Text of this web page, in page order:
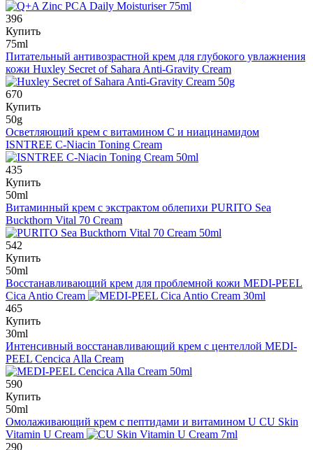
396
Купить
75ml
Питательный антивозрастной крем для глубокого увлажнения
кожи Huxley Secret of Sahara Anti-Gravity Cream
670
Купить
50g
Осветляющий крем с витамином С и ниацинамидом
ISNTREE C-Niacin Toning Cream
435
Купить
50ml
Витаминный крем с экстрактом облепихи PURITO Sea
Buckthorn Vital 70 Cream
542
Купить
50ml
Восстанавливающий крем для проблемной кожи MEDI-PEEL
Cica Antio Cream
465
Купить
30ml
Интенсивный восстанавливающий крем с центеллой MEDI-
PEEL Cencica Alla Cream
590
Купить
50ml
Омолаживающий крем с пептидами и витамином U CU Skin
Vitamin U Cream
290